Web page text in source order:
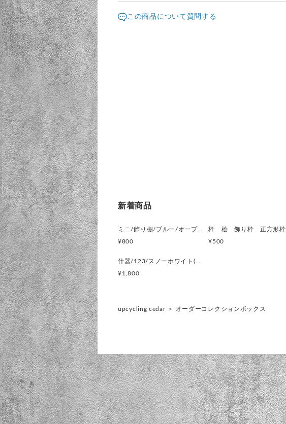
この商品について質問する
新着商品
ミニ/飾り棚/ブルー/オープンラック/インテリア什器/直ノ八工房/KIRESASHIMSシングル/マットフィニッシュ
¥800
枠 桧 飾り枠 正方形枠
¥500
¥1,800
upcycling cedar＞ オーダーコレクションボックス